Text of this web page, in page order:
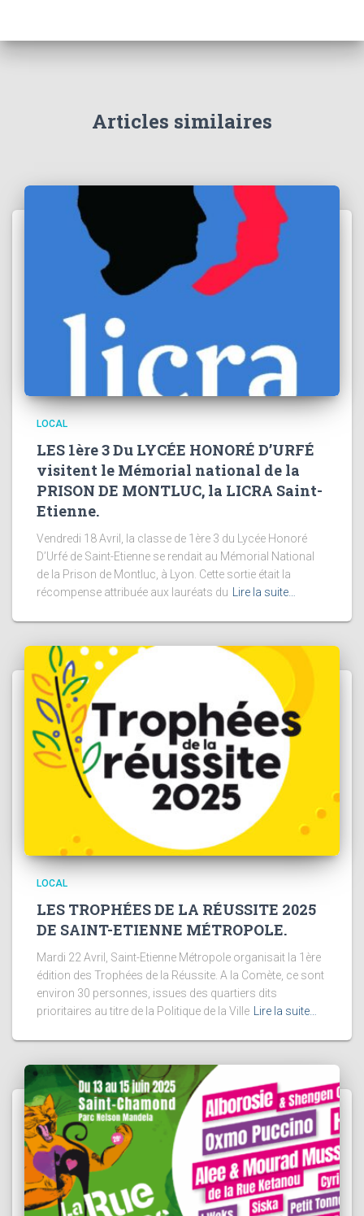
Articles similaires
LOCAL
LES 1ère 3 Du LYCÉE HONORÉ D’URFÉ
visitent le Mémorial national de la
PRISON DE MONTLUC, la LICRA Saint-
Etienne.
Vendredi 18 Avril, la classe de 1ère 3 du Lycée Honoré
D’Urfé de Saint-Etienne se rendait au Mémorial National
de la Prison de Montluc, à Lyon. Cette sortie était la
récompense attribuée aux lauréats du
Lire la suite…
LOCAL
LES TROPHÉES DE LA RÉUSSITE 2025
DE SAINT-ETIENNE MÉTROPOLE.
Mardi 22 Avril, Saint-Etienne Métropole organisait la 1ère
édition des Trophées de la Réussite. A la Comète, ce sont
environ 30 personnes, issues des quartiers dits
prioritaires au titre de la Politique de la Ville Lire la suite…